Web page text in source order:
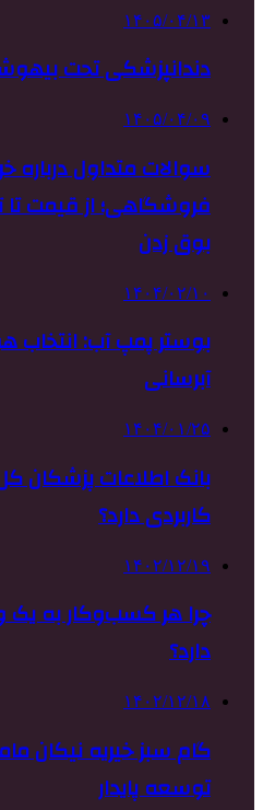
۱۴۰۵/۰۴/۱۳
دندانپزشکی تحت
۱۴۰۵/۰۴/۰۹
سوالات متداول
فروشگاهی؛ از قیمت
بوق زدن
۱۴۰۴/۰۲/۱۰
بوستر پمپ آب: انتخاب
آبرسانی
۱۴۰۴/۰۱/۲۵
بانک اطلاعات
کاربردی دارد؟
۱۴۰۲/۱۲/۱۹
چرا هر کسب‌وکار به
دارد؟
۱۴۰۲/۱۲/۱۸
گام سبز خیریه نیکان
توسعه پایدار